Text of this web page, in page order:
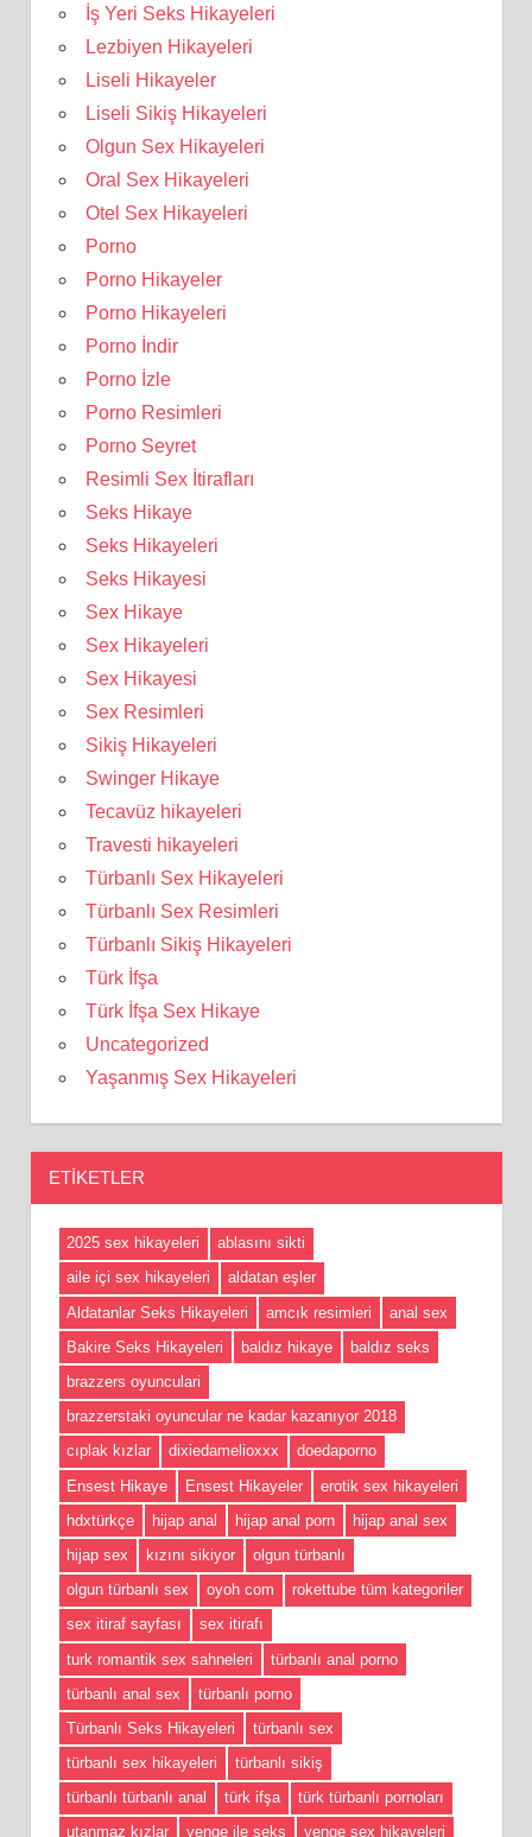
İş Yeri Seks Hikayeleri
Lezbiyen Hikayeleri
Liseli Hikayeler
Liseli Sikiş Hikayeleri
Olgun Sex Hikayeleri
Oral Sex Hikayeleri
Otel Sex Hikayeleri
Porno
Porno Hikayeler
Porno Hikayeleri
Porno İndir
Porno İzle
Porno Resimleri
Porno Seyret
Resimli Sex İtirafları
Seks Hikaye
Seks Hikayeleri
Seks Hikayesi
Sex Hikaye
Sex Hikayeleri
Sex Hikayesi
Sex Resimleri
Sikiş Hikayeleri
Swinger Hikaye
Tecavüz hikayeleri
Travesti hikayeleri
Türbanlı Sex Hikayeleri
Türbanlı Sex Resimleri
Türbanlı Sikiş Hikayeleri
Türk İfşa
Türk İfşa Sex Hikaye
Uncategorized
Yaşanmış Sex Hikayeleri
ETIKETLER
2025 sex hikayeleri
ablasını sikti
aile içi sex hikayeleri
aldatan eşler
Aldatanlar Seks Hikayeleri
amcık resimleri
anal sex
Bakire Seks Hikayeleri
baldız hikaye
baldız seks
brazzers oyunculari
brazzerstaki oyuncular ne kadar kazanıyor 2018
cıplak kızlar
dixiedamelioxxx
doedaporno
Ensest Hikaye
Ensest Hikayeler
erotik sex hikayeleri
hdxtürkçe
hijap anal hijap anal porn
hijap anal sex
hijap sex
kızını sikiyor
olgun türbanlı
olgun türbanlı sex
oyoh com
rokettube tüm kategoriler
sex itiraf sayfası
sex itirafı
turk romantik sex sahneleri
türbanlı anal porno
türbanlı anal sex
türbanlı porno
Türbanlı Seks Hikayeleri
türbanlı sex
türbanlı sex hikayeleri
türbanlı sikiş
türbanlı türbanlı anal
türk ifşa
türk türbanlı pornoları
utanmaz kızlar
yenge ile seks yenge sex hikayeleri